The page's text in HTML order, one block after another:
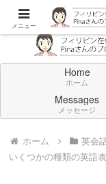
Don't
Home
ホーム
Messages
メッセージ
ホーム 英会
いくつかの種類の英語
メニュー